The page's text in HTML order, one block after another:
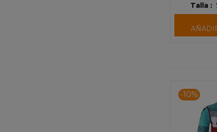
Talla :
-10%